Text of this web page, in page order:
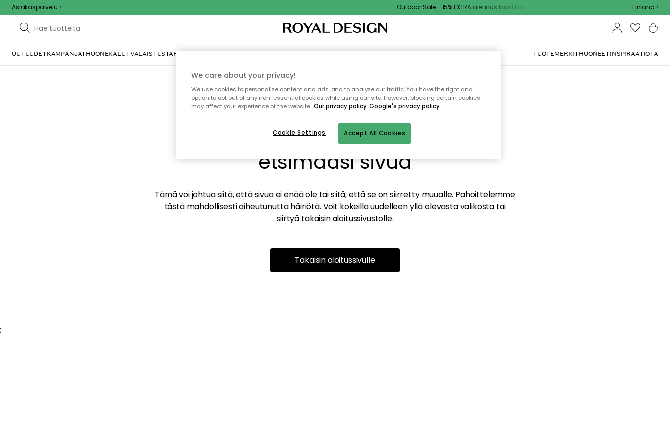
Asiakaspalvelu Outdoor Sale - 15% EXTRA alennus koodilla Finland
UUTUUDETKAMPANJATHUONEKALUTVALAISTUSTARJOILU JA KATTAUSSISUSTUSTEKSTIILIT & MATOTKEITTIÖSÄILYTYSULKOKALUSTEET TUOTEMERKITHUONEETINSPIRAATIOTA
Emme valitettavasti löydä
etsimääsi sivua
Tämä voi johtua siitä, että sivua ei enää ole tai siitä, että se on siirretty muualle. Pahoittelemme
tästä mahdollisesti aiheutunutta häiriötä. Voit kokeilla uudelleen yllä olevasta valikosta tai
siirtyä takaisin aloitussivustolle.
Takaisin aloitussivulle
;
We care about your privacy!
We use cookies to personalize content and ads, and to analyze our traffic. You have the right and
option to opt out of any non-essential cookies while using our site. However, blocking certain cookies
may affect your experience of the website. Our privacy policy Google's privacy policy
Accept All Cookies
Cookie Settings